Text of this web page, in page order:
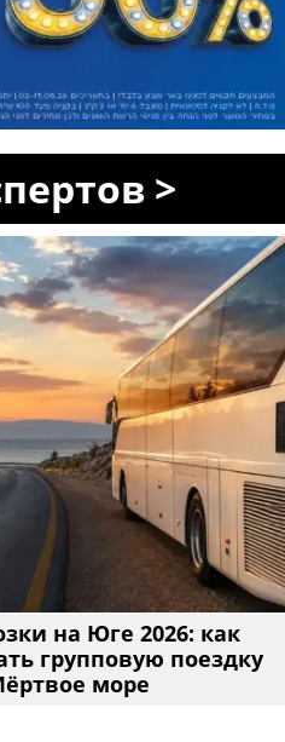
>
на Юге 2026: как
групповую поездку
море